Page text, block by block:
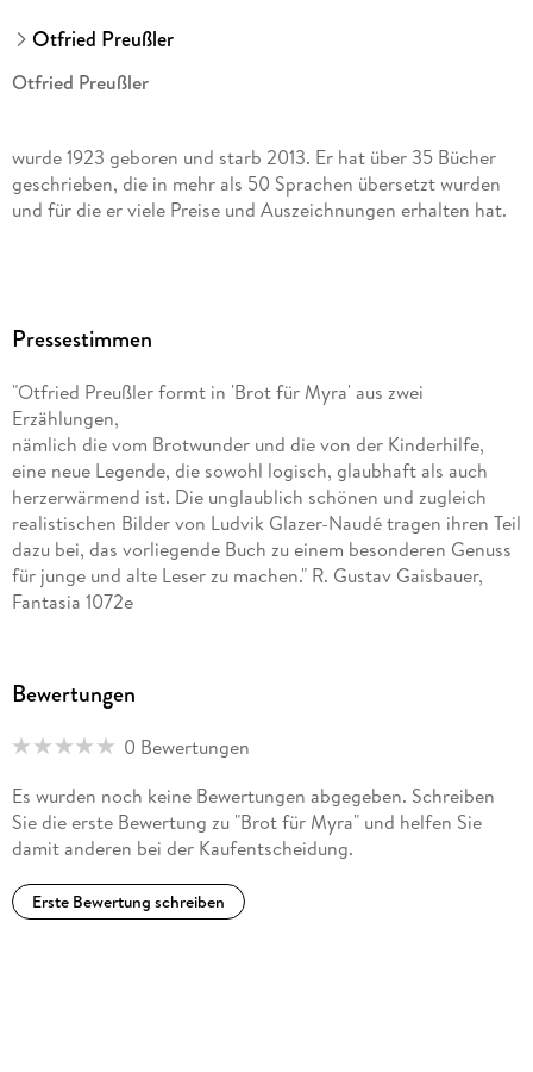
Otfried Preußler
Otfried Preußler
wurde 1923 geboren und starb 2013. Er hat über 35 Bücher
geschrieben, die in mehr als 50 Sprachen übersetzt wurden
und für die er viele Preise und Auszeichnungen erhalten hat.
Werke erhielt er zahlreiche Auszeichnungen im In- und
Ausland. Ludvik Glazer-Naudé lebt bei Berlin.
Pressestimmen
"Otfried Preußler formt in 'Brot für Myra' aus zwei
Erzählungen,
nämlich die vom Brotwunder und die von der Kinderhilfe,
eine neue Legende, die sowohl logisch, glaubhaft als auch
herzerwärmend ist. Die unglaublich schönen und zugleich
realistischen Bilder von Ludvik Glazer-Naudé tragen ihren Teil
dazu bei, das vorliegende Buch zu einem besonderen Genuss
für junge und alte Leser zu machen." R. Gustav Gaisbauer,
Fantasia 1072e
Bewertungen
0 Bewertungen
Es wurden noch keine Bewertungen abgegeben. Schreiben
Sie die erste Bewertung zu "Brot für Myra" und helfen Sie
damit anderen bei der Kaufentscheidung.
Erste Bewertung schreiben